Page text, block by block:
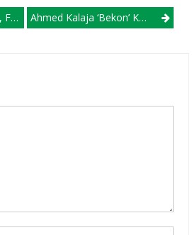
Ahmed Kalaja ‘bekon’ Kombëtaren Shqiptare Në Prag Të Ndeshjes Me Ukrainën